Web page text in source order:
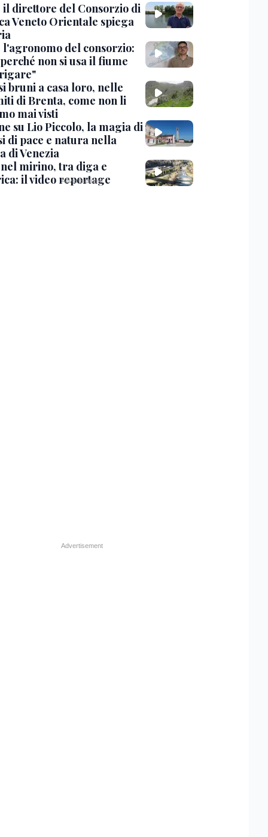
il direttore del Consorzio di
Veneto Orientale spiega
l'agronomo del consorzio:
non si usa il fiume
bruni a casa loro, nelle
di Brenta, come non li
mai visti
su Lio Piccolo, la magia di
di pace e natura nella
di Venezia
mirino, tra diga e
il video reportage